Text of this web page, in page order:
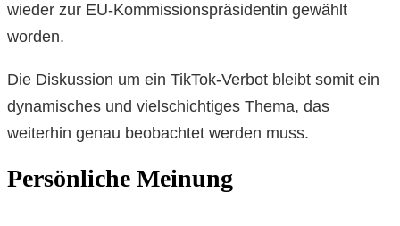
wieder zur EU-Kommissionspräsidentin gewählt
worden.
Die Diskussion um ein TikTok-Verbot bleibt somit ein
dynamisches und vielschichtiges Thema, das
weiterhin genau beobachtet werden muss.
Persönliche Meinung